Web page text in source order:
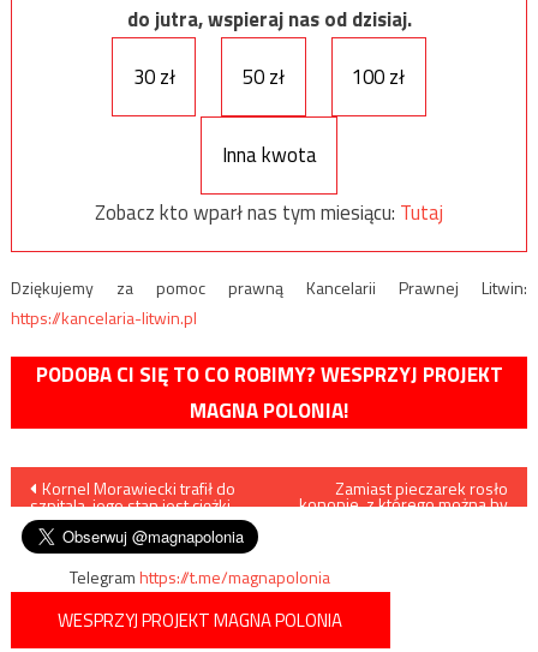
do jutra, wspieraj nas od dzisiaj.
30 zł
50 zł 100 zł
Inna kwota
Zobacz kto wparł nas tym miesiącu: Tutaj
Dziękujemy za pomoc prawną Kancelarii Prawnej Litwin:
https://kancelaria-litwin.pl
PODOBA CI SIĘ TO CO ROBIMY? WESPRZYJ PROJEKT
MAGNA POLONIA!
Nawigacja
wpisu
Kornel Morawiecki trafił do
szpitala, jego stan jest ciężki
Zamiast pieczarek rosło
konopie, z którego można by
Telegramhttps://t.me/magnapolonia
WESPRZYJ PROJEKT MAGNA POLONIA